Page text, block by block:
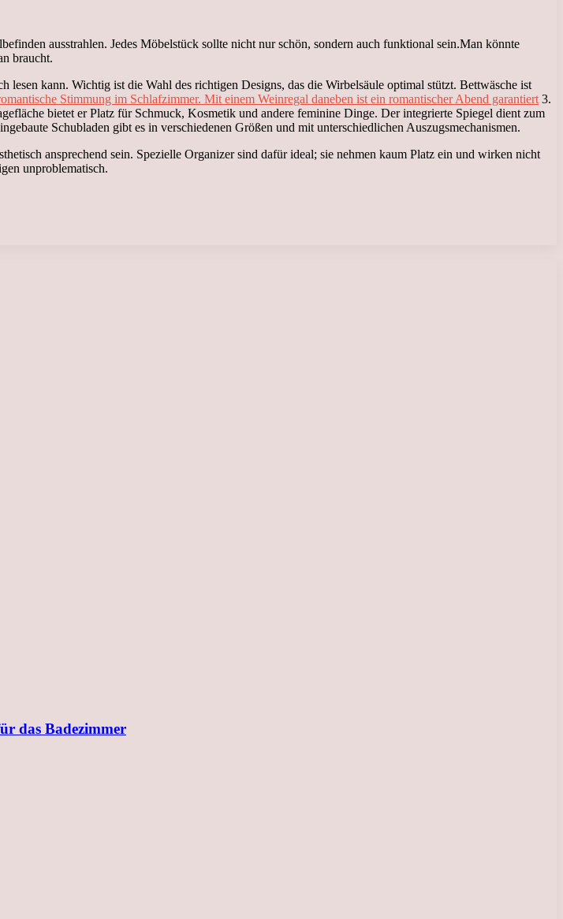
ausstrahlen. Jedes Möbelstück sollte nicht nur schön, sondern auch funktional sein.Man könnte
braucht.
kann. Wichtig ist die Wahl des richtigen Designs, das die Wirbelsäule optimal stützt. Bettwäsche ist
Stimmung im Schlafzimmer. Mit einem Weinregal daneben ist ein romantischer Abend garantiert 3.
bietet er Platz für Schmuck, Kosmetik und andere feminine Dinge. Der integrierte Spiegel dient zum
Schubladen gibt es in verschiedenen Größen und mit unterschiedlichen Auszugsmechanismen.
ansprechend sein. Spezielle Organizer sind dafür ideal; sie nehmen kaum Platz ein und wirken nicht
unproblematisch.
das Badezimmer